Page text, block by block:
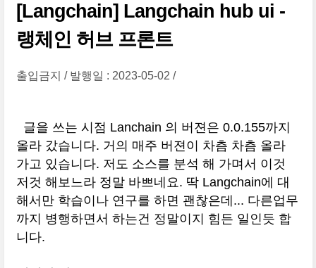
[Langchain] Langchain hub ui -
랭체인 허브 프론트
출입금지 발행일 : 2023-05-02
글을 쓰는 시점 Lanchain 의 버젼은 0.0.155까지
올라 갔습니다. 거의 매주 버젼이 차츰 차츰 올라
가고 있습니다. 저도 소스를 분석 해 가며서 이것
저것 해보느라 정말 바쁘네요. 딱 Langchain에 대
해서만 학습이나 연구를 하면 괜찮은데... 다른업무
까지 병행하면서 하는건 정말이지 힘든 일인듯 합
니다.